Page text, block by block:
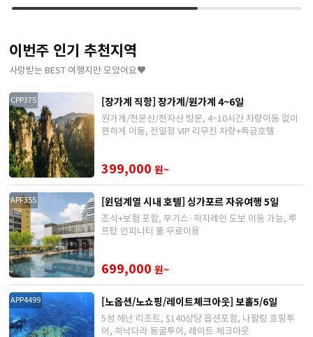
이번주 인기 추천지역
사랑받는 BEST 여행지만 모았어요♥
CPP375 [장가계 직항] 장가계/원가계 4~6일
원가계/천문산/천자산 방문, 4~10시간 차량이동 없이
편하게 이동, 전일정 VIP 리무진 차량+특급호텔
399,000 원~
APF355 [윈덤계열 시내 호텔] 싱가포르 자유여행 5일
조식+보험 포함, 부기스·하지레인 도보 이동 가능, 루
프탑 인피니티 풀 무료이용
699,000 원~
APP4499 [노옵션/노쇼핑/레이트체크아웃] 보홀5/6일
5성 헤난 리조트, $140상당 옵션포함, 나팔링 호핑투
어, 히낙다라 동굴투어, 레이트 체크아웃